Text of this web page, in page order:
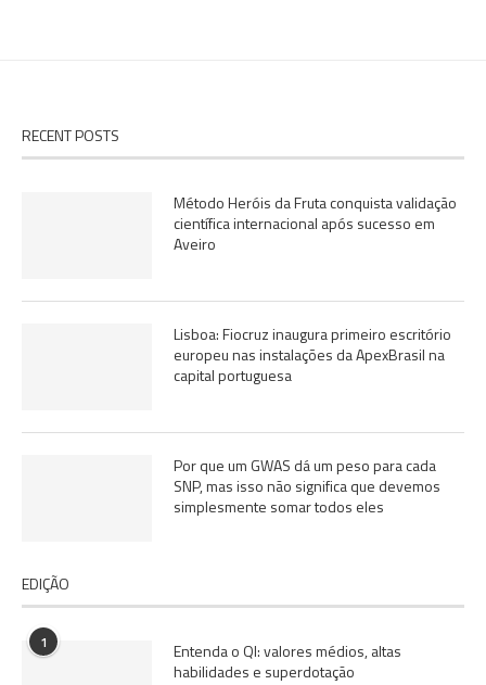
RECENT POSTS
Método Heróis da Fruta conquista validação
científica internacional após sucesso em
Aveiro
Lisboa: Fiocruz inaugura primeiro escritório
europeu nas instalações da ApexBrasil na
capital portuguesa
Por que um GWAS dá um peso para cada
SNP, mas isso não significa que devemos
simplesmente somar todos eles
EDIÇÃO
1
Entenda o QI: valores médios, altas
habilidades e superdotação